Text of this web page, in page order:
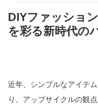
DIYファッショ
を彩る新時代の
近年、シンプルなアイテ
り、アップサイクルの観